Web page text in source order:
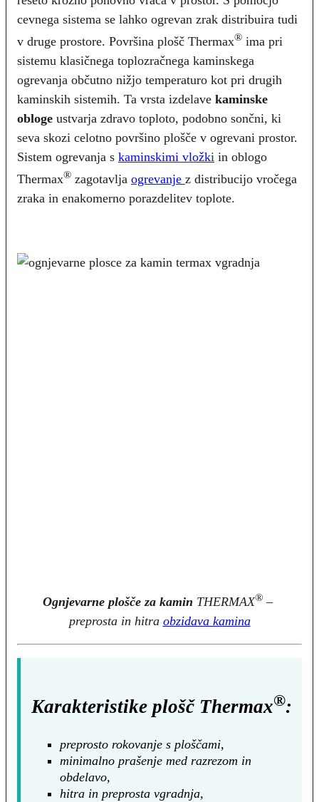
cevnega sistema se lahko ogrevan zrak distribuira tudi
v druge prostore. Površina plošč Thermax® ima pri
sistemu klasičnega toplozračnega kaminskega
ogrevanja občutno nižjo temperaturo kot pri drugih
kaminskih sistemih. Ta vrsta izdelave kaminske
obloge ustvarja zdravo toploto, podobno sončni, ki
seva skozi celotno površino plošče v ogrevani prostor.
Sistem ogrevanja s kaminskimi vložki in oblogo
Thermax® zagotavlja ogrevanje z distribucijo vročega
zraka in enakomerno porazdelitev toplote.
Ognjevarne plošče za kamin THERMAX® –
preprosta in hitra obzidava kamina
Karakteristike plošč Thermax®:
preprosto rokovanje s ploščami,
minimalno prašenje med razrezom in
obdelavo,
hitra in preprosta vgradnja,